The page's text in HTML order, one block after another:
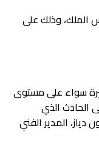
الملك، وذلك على
سواء على مستوى
الحادث الذي
المدير الفني